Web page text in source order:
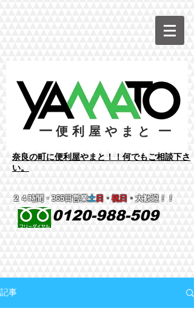
0120-988-509
２４時間 ・365日営業土日 ・祝日 ・大歓迎！！
​奈良の町に便利屋やまと！！何でもご相談下さ
い。
ー 便利屋やまと ー
記事